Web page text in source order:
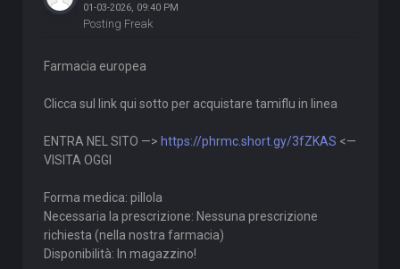
01-03-2026, 09:40 PM
Posting Freak
Farmacia europea
Clicca sul link qui sotto per acquistare tamiflu in linea
ENTRA NEL SITO —> https://phrmc.short.gy/3fZKAS <—
VISITA OGGI
Forma medica: pillola
Necessaria la prescrizione: Nessuna prescrizione
richiesta (nella nostra farmacia)
Disponibilità: In magazzino!